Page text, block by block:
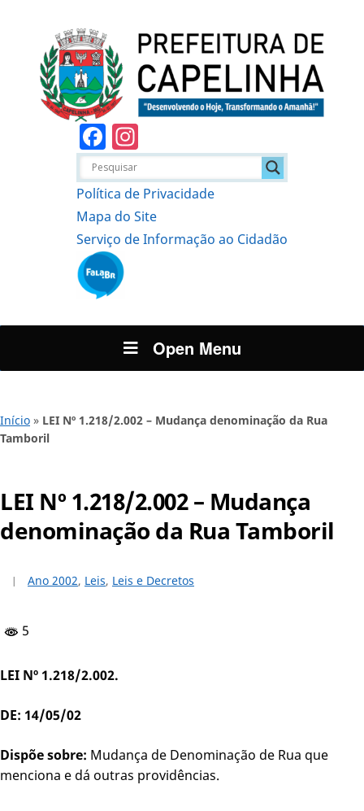
Facebook
Política de Privacidade
Mapa do Site
Serviço de Informação ao Cidadão
Open Menu
Início » LEI Nº 1.218/2.002 – Mudança denominação da Rua
Tamboril
LEI Nº 1.218/2.002 – Mudança
denominação da Rua Tamboril
Ano 2002, Leis, Leis e Decretos
5
LEI Nº 1.218/2.002.
DE: 14/05/02
Dispõe sobre: Mudança de Denominação de Rua que
menciona e dá outras providências.